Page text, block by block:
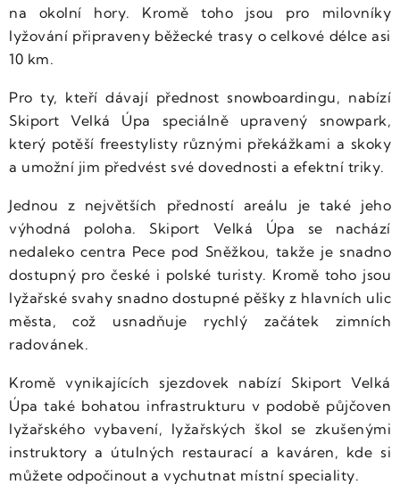
na okolní hory. Kromě toho jsou pro milovníky
lyžování připraveny běžecké trasy o celkové délce asi
10 km.
Pro ty, kteří dávají přednost snowboardingu, nabízí
Skiport Velká Úpa speciálně upravený snowpark,
který potěší freestylisty různými překážkami a skoky
a umožní jim předvést své dovednosti a efektní triky.
Jednou z největších předností areálu je také jeho
výhodná poloha. Skiport Velká Úpa se nachází
nedaleko centra Pece pod Sněžkou, takže je snadno
dostupný pro české i polské turisty. Kromě toho jsou
lyžařské svahy snadno dostupné pěšky z hlavních ulic
města, což usnadňuje rychlý začátek zimních
radovánek.
Kromě vynikajících sjezdovek nabízí Skiport Velká
Úpa také bohatou infrastrukturu v podobě půjčoven
lyžařského vybavení, lyžařských škol se zkušenými
instruktory a útulných restaurací a kaváren, kde si
můžete odpočinout a vychutnat místní speciality.